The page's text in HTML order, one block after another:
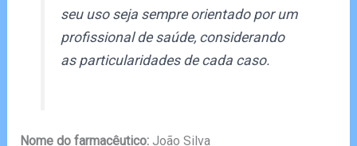
seu uso seja sempre orientado por um
profissional de saúde, considerando
as particularidades de cada caso.
Nome do farmacêutico:João Silva